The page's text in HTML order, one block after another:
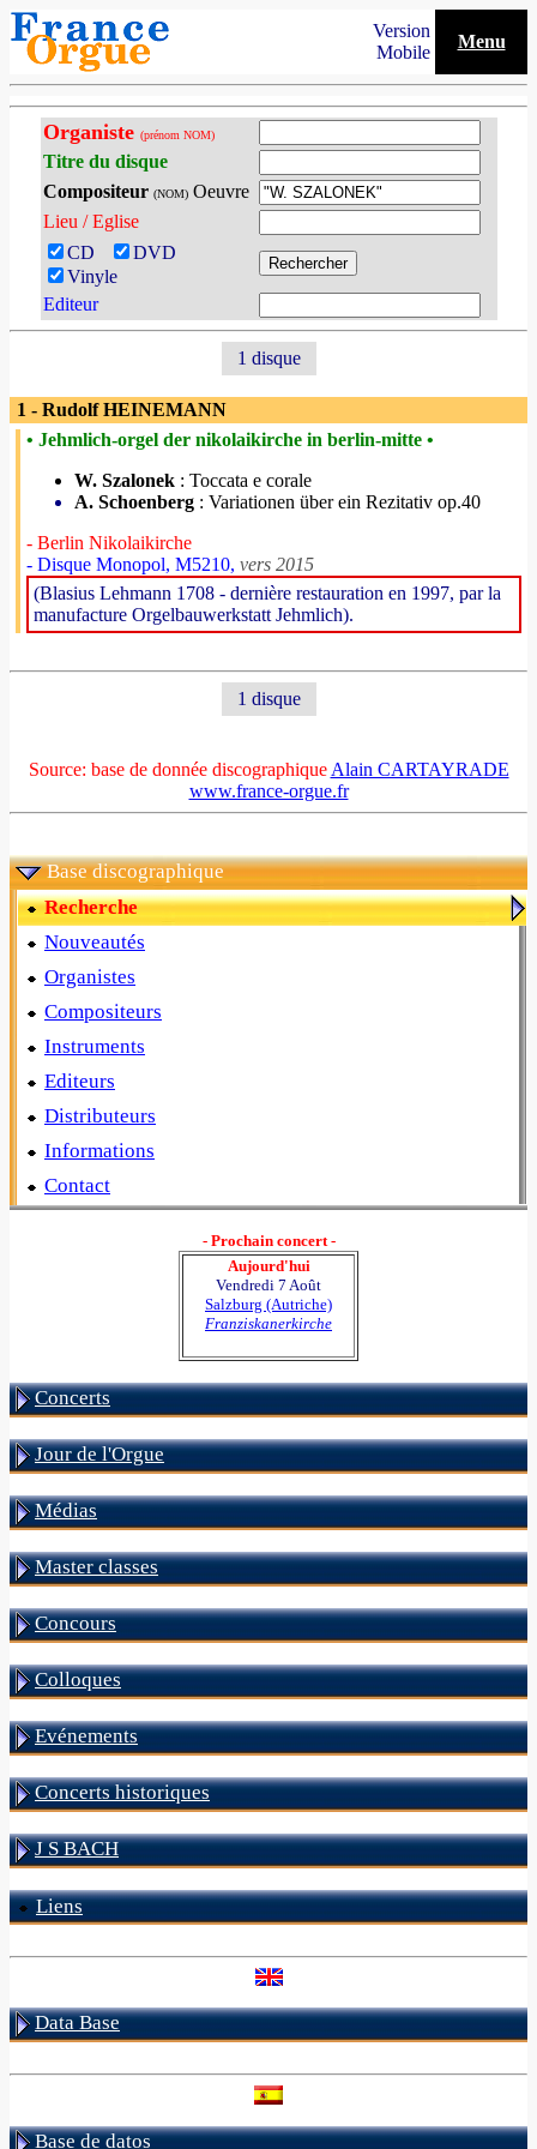
Version
Mobile
Menu
Organiste (prénom NOM)
Titre du disque
Compositeur (NOM)Oeuvre
Lieu / Eglise
CD
DVD
Vinyle
Editeur
1 disque
1 - Rudolf HEINEMANN
• Jehmlich-orgel der nikolaikirche in berlin-mitte •
W. Szalonek : Toccata e corale
A. Schoenberg : Variationen über ein Rezitativ op.40
- Berlin Nikolaikirche
- Disque Monopol, M5210, vers 2015
(Blasius Lehmann 1708 - dernière restauration en 1997, par la
manufacture Orgelbauwerkstatt Jehmlich).
1 disque
Source: base de donnée discographique Alain CARTAYRADE
www.france-orgue.fr
Base discographique
Recherche
Nouveautés
Organistes
Compositeurs
Instruments
Editeurs
Distributeurs
Informations
Contact
- Prochain concert -
Aujourd'hui
Vendredi 7 Août
Salzburg (Autriche)
Franziskanerkirche
Concerts
Jour de l'Orgue
Médias
Master classes
Concours
Colloques
Evénements
Concerts historiques
J S BACH
Liens
Data Base
Base de datos